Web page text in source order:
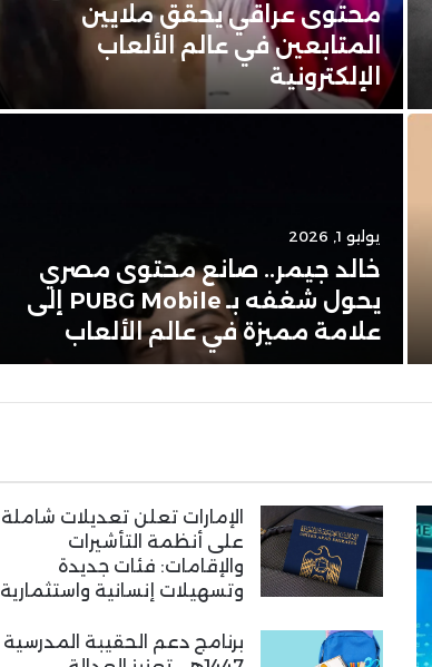
محتوى عراقي يحقق ملايين
المتابعين في عالم الألعاب
الإلكترونية
يوليو 1, 2026
خالد جيمر.. صانع محتوى مصري
يحول شغفه بـ PUBG Mobile إلى
علامة مميزة في عالم الألعاب
الإمارات تعلن تعديلات شاملة
على أنظمة التأشيرات
والإقامات: فئات جديدة
وتسهيلات إنسانية واستثمارية
برنامج دعم الحقيبة المدرسية